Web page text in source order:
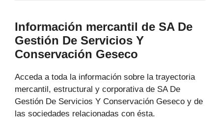
Información mercantil de SA De
Gestión De Servicios Y
Conservación Geseco
Acceda a toda la información sobre la trayectoria
mercantil, estructural y corporativa de SA De
Gestión De Servicios Y Conservación Geseco y de
las sociedades relacionadas con ésta.